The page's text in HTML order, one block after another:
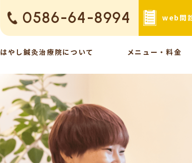
0586-64-8994 web問
はやし鍼灸治療院について メニュー・料金